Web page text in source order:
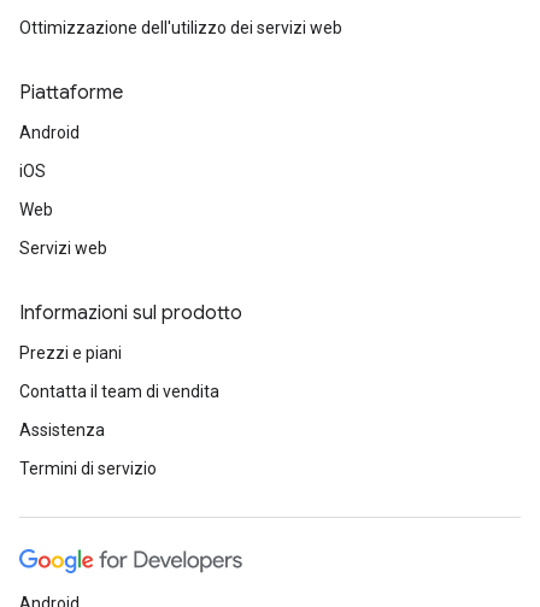
Ottimizzazione dell'utilizzo dei servizi web
Piattaforme
Android
iOS
Web
Servizi web
Informazioni sul prodotto
Prezzi e piani
Contatta il team di vendita
Assistenza
Termini di servizio